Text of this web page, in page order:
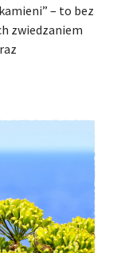
– to bez
zwiedzaniem